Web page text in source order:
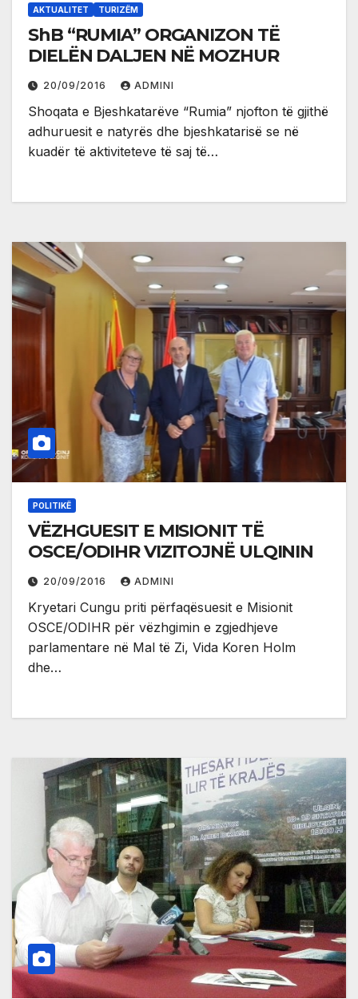
AKTUALITET TURIZËM
ShB “RUMIA” ORGANIZON TË
DIELËN DALJEN NË MOZHUR
20/09/2016 ADMINI
Shoqata e Bjeshkatarëve “Rumia” njofton të gjithë
adhuruesit e natyrës dhe bjeshkatarisë se në
kuadër të aktiviteteve të saj të…
POLITIKË
VËZHGUESIT E MISIONIT TË
OSCE/ODIHR VIZITOJNË ULQININ
20/09/2016 ADMINI
Kryetari Cungu priti përfaqësuesit e Misionit
OSCE/ODIHR për vëzhgimin e zgjedhjeve
parlamentare në Mal të Zi, Vida Koren Holm
dhe…